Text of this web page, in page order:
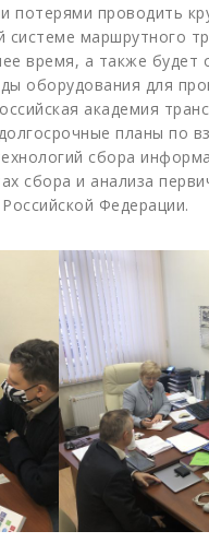
проводить
маршрутного
время, а также будет
оборудования для
академия
планы по
сбора
сбора и анализа
Федерации.